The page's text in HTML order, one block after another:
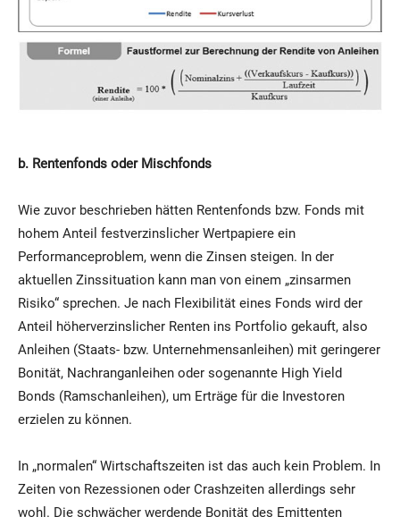
b. Rentenfonds oder Mischfonds
Wie zuvor beschrieben hätten Rentenfonds bzw. Fonds mit
hohem Anteil festverzinslicher Wertpapiere ein
Performanceproblem, wenn die Zinsen steigen. In der
aktuellen Zinssituation kann man von einem „zinsarmen
Risiko“ sprechen. Je nach Flexibilität eines Fonds wird der
Anteil höherverzinslicher Renten ins Portfolio gekauft, also
Anleihen (Staats- bzw. Unternehmensanleihen) mit geringerer
Bonität, Nachranganleihen oder sogenannte High Yield
Bonds (Ramschanleihen), um Erträge für die Investoren
erzielen zu können.
In „normalen“ Wirtschaftszeiten ist das auch kein Problem. In
Zeiten von Rezessionen oder Crashzeiten allerdings sehr
wohl. Die schwächer werdende Bonität des Emittenten